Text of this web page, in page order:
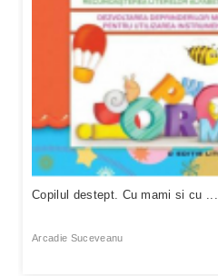
Copilul destept. Cu mami si cu ...
Arcadie Suceveanu